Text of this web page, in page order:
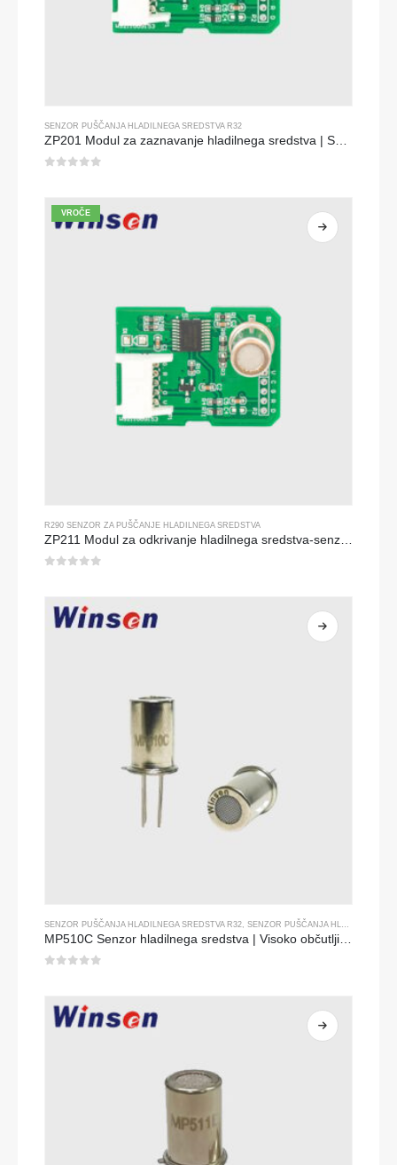
SENZOR PUŠČANJA HLADILNEGA SREDSTVA R32
ZP201 Modul za zaznavanje hladilnega sredstva | Senzor puščanja z visoko občutljivostjo R32
VROČE
R290 SENZOR ZA PUŠČANJE HLADILNEGA SREDSTVA
ZP211 Modul za odkrivanje hladilnega sredstva-senzor z visoko občutljivostjo za odkrivanje puščanja hladilnega sredstva
SENZOR PUŠČANJA HLADILNEGA SREDSTVA R32 SENZOR PUŠČANJA HLADILNEGA SREDSTVA R134A